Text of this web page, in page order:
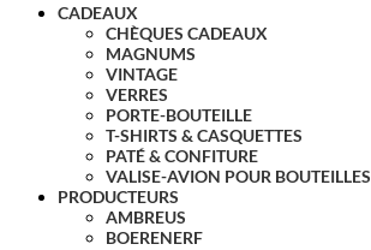
CADEAUX
CHÈQUES CADEAUX
MAGNUMS
VINTAGE
VERRES
PORTE-BOUTEILLE
T-SHIRTS & CASQUETTES
PATÉ & CONFITURE
VALISE-AVION POUR BOUTEILLES
PRODUCTEURS
AMBREUS
BOERENERF